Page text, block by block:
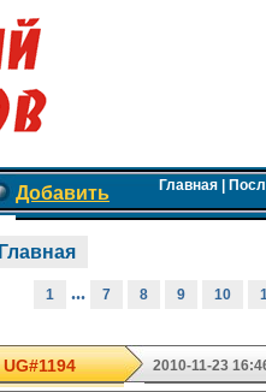
Добавить Главная|
Главная
1 ... 7 8 9 10
UG#1194 2010-11-23